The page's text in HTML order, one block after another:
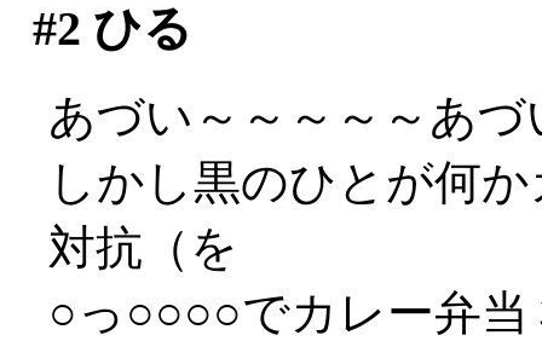
#2 ひる
あづい～～～～～あ
しかし黒のひとが何
対抗（を
○っ○○○○でカレー弁